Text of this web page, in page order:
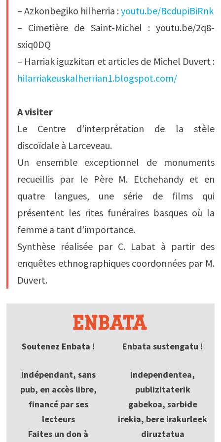
– Azkonbegiko hilherria : youtu.be/BcdupiBiRnk
– Cimetière de Saint-Michel : youtu.be/2q8-
sxiq0DQ
– Harriak iguzkitan et articles de Michel Duvert :
hilarriakeuskalherrian1.blogspot.com/
A visiter
Le Centre d’interprétation de la stèle
discoïdale à Larceveau.
Un ensemble exceptionnel de monuments
recueillis par le Père M. Etchehandy et en
quatre langues, une série de films qui
présentent les rites funéraires basques où la
femme a tant d’importance.
Synthèse réalisée par C. Labat à partir des
enquêtes ethnographiques coordonnées par M.
Duvert.
Soutenez Enbata !
Indépendant, sans
pub, en accès libre,
financé par ses
lecteurs
Faites un don à
Enbata sustengatu !
Independentea,
publizitaterik
gabekoa, sarbide
irekia, bere irakurleek
diruztatua